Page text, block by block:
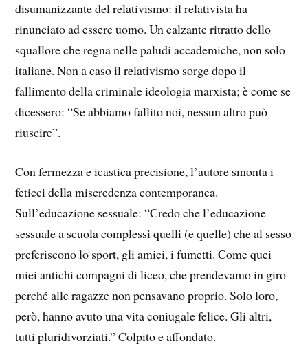
disumanizzante del relativismo: il relativista ha
rinunciato ad essere uomo. Un calzante ritratto dello
squallore che regna nelle paludi accademiche, non solo
italiane. Non a caso il relativismo sorge dopo il
fallimento della criminale ideologia marxista; è come se
dicessero: “Se abbiamo fallito noi, nessun altro può
riuscire”.
Con fermezza e icastica precisione, l’autore smonta i
feticci della miscredenza contemporanea.
Sull’educazione sessuale: “Credo che l’educazione
sessuale a scuola complessi quelli (e quelle) che al sesso
preferiscono lo sport, gli amici, i fumetti. Come quei
miei antichi compagni di liceo, che prendevamo in giro
perché alle ragazze non pensavano proprio. Solo loro,
però, hanno avuto una vita coniugale felice. Gli altri,
tutti pluridivorziati.” Colpito e affondato.